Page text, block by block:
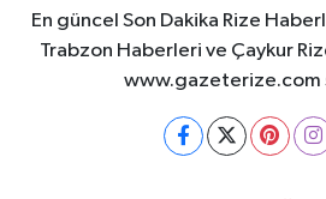
En güncel Son Dakika Rize
Trabzon Haberleri ve Çaykur
www.gazeterize.com